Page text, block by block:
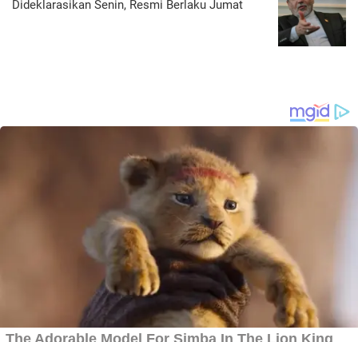
Dideklarasikan Senin, Resmi Berlaku Jumat